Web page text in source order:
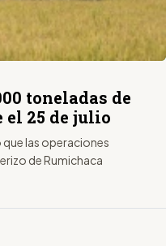
toneladas de
el 25 de julio
las operaciones
de Rumichaca